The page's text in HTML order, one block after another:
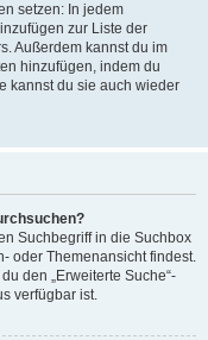
setzen: In jedem
zur Liste der
Außerdem kannst du im
hinzufügen, indem du
kannst du sie auch wieder
Suchbegriff in die Suchbox
oder Themenansicht findest.
den „Erweiterte Suche“-
verfügbar ist.